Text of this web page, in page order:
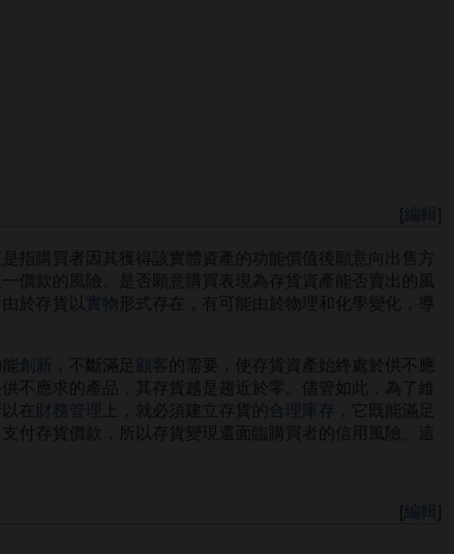
[編輯
指購買者因其獲得該實體資產的功能價值後願意向出售方
價款的風險。是否願意購買表現為存貨資產能否賣出的風
於存貨以
實物 形式存在，有可能由於物理和化學變化，導
創新 ，不斷滿足 顧客的需要，使存貨資產始終處於供不應
不應求的產品，其存貨越是趨近於零。儘管如此，為了維
在
財務管理 上，就必須建立存貨的 合理庫存
，它既能滿足
支付存貨價款，所以存貨變現還面臨購買者的信用風險。這
[編輯